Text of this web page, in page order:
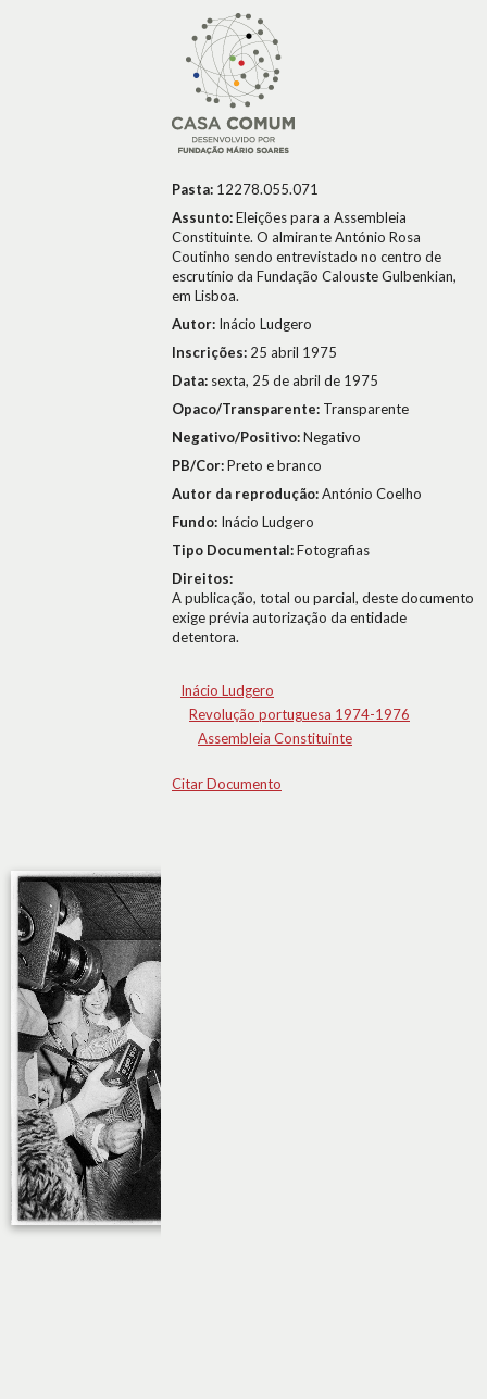
Pasta: 12278.055.071
Assunto:Eleições para a Assembleia
Constituinte. O almirante António Rosa
Coutinho sendo entrevistado no centro de
escrutínio da Fundação Calouste Gulbenkian,
em Lisboa.
Autor: Inácio Ludgero
Inscrições: 25 abril 1975
Data: sexta, 25 de abril de 1975
Opaco/Transparente: Transparente
Negativo/Positivo:Negativo
PB/Cor:Preto e branco
Autor da reprodução:António Coelho
Fundo: Inácio Ludgero
Tipo Documental:Fotografias
Direitos:
A publicação, total ou parcial, deste documento
exige prévia autorização da entidade
detentora.
Inácio Ludgero
Revolução portuguesa 1974-1976
Assembleia Constituinte
Citar Documento